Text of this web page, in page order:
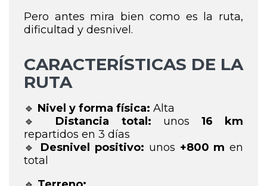
Pero antes mira bien como es la ruta,
dificultad y desnivel.
CARACTERÍSTICAS DE LA
RUTA
🔹 Nivel y forma física: Alta
🔹 Distancia total: unos 16 km
repartidos en 3 días
🔹 Desnivel positivo: unos +800 m en
total